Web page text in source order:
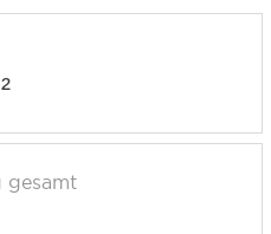
gesamt